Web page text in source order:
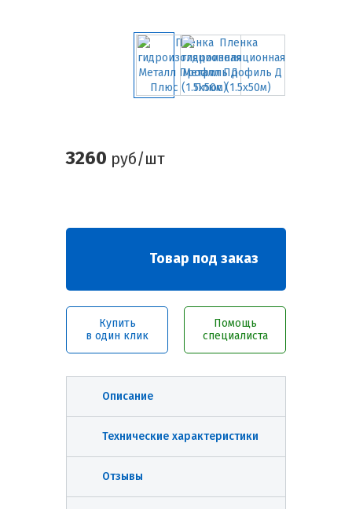
3260 руб/шт
Товар под заказ
Купить
в один клик
Помощь
специалиста
Описание
Технические характеристики
Отзывы